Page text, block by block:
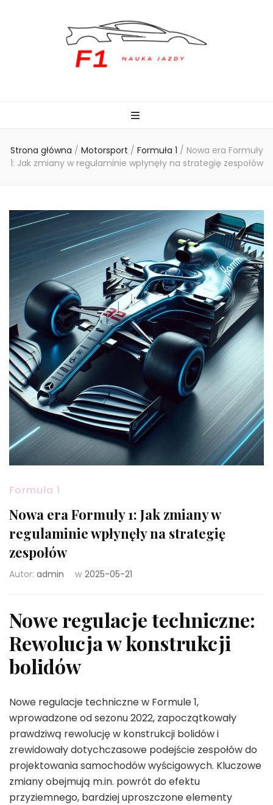
Strona główna / Motorsport / Formuła 1 / Nowa era Formuły
1: Jak zmiany w regulaminie wpłynęły na strategię zespołów
Formuła 1
Nowa era Formuły 1: Jak zmiany w
regulaminie wpłynęły na strategię
zespołów
Autor: admin w 2025-05-21
Nowe regulacje techniczne:
Rewolucja w konstrukcji
bolidów
Nowe regulacje techniczne w Formule 1,
wprowadzone od sezonu 2022, zapoczątkowały
prawdziwą rewolucję w konstrukcji bolidów i
zrewidowały dotychczasowe podejście zespołów do
projektowania samochodów wyścigowych. Kluczowe
zmiany obejmują m.in. powrót do efektu
przyziemnego, bardziej uproszczone elementy